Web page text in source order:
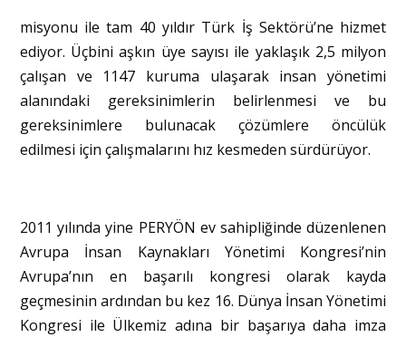
misyonu ile tam 40 yıldır Türk İş Sektörü’ne hizmet
ediyor. Üçbini aşkın üye sayısı ile yaklaşık 2,5 milyon
çalışan ve 1147 kuruma ulaşarak insan yönetimi
alanındaki gereksinimlerin belirlenmesi ve bu
gereksinimlere bulunacak çözümlere öncülük
edilmesi için çalışmalarını hız kesmeden sürdürüyor.
2011 yılında yine PERYÖN ev sahipliğinde düzenlenen
Avrupa İnsan Kaynakları Yönetimi Kongresi’nin
Avrupa’nın en başarılı kongresi olarak kayda
geçmesinin ardından bu kez 16. Dünya İnsan Yönetimi
Kongresi ile Ülkemiz adına bir başarıya daha imza